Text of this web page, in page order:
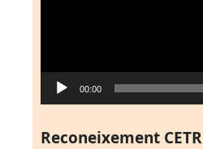
00:00
Reconeixement CETR